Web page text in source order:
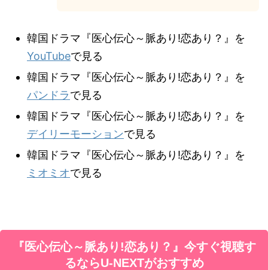
韓国ドラマ『医心伝心～脈あり!恋あり？』を
YouTubeで見る
韓国ドラマ『医心伝心～脈あり!恋あり？』を
パンドラで見る
韓国ドラマ『医心伝心～脈あり!恋あり？』を
デイリーモーションで見る
韓国ドラマ『医心伝心～脈あり!恋あり？』を
ミオミオで見る
『医心伝心～脈あり!恋あり？』 今すぐ視聴す
るならU-NEXTがおすすめ